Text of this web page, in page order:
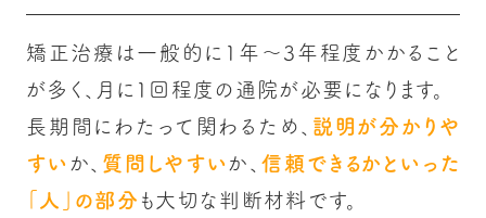
矯正治療は一般的に1年〜3年程度かかること
が多く、月に1回程度の通院が必要になります。
長期間にわたって関わるため、 説明が分かりや
すい か、 質問しやすい か、信頼できるかといった
「人」の部分 も大切な判断材料です。